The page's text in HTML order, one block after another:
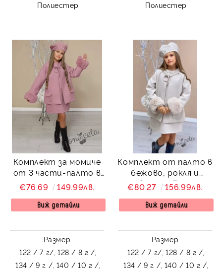
Полиестер
Полиестер
Комплект за момиче
от 3 части-палто в
пепел от рози, рокля
и барета
€76.69 149.99лв.
Виж детайли
Размер
122 / 7 г/, 128 / 8 г /,
134 / 9 г /, 140 / 10 г /,
Комплект от палто в
бежово, рокля и
барета Есел
€80.27 156.99лв.
Виж детайли
Размер
122 / 7 г/, 128 / 8 г /,
134 / 9 г /, 140 / 10 г /,